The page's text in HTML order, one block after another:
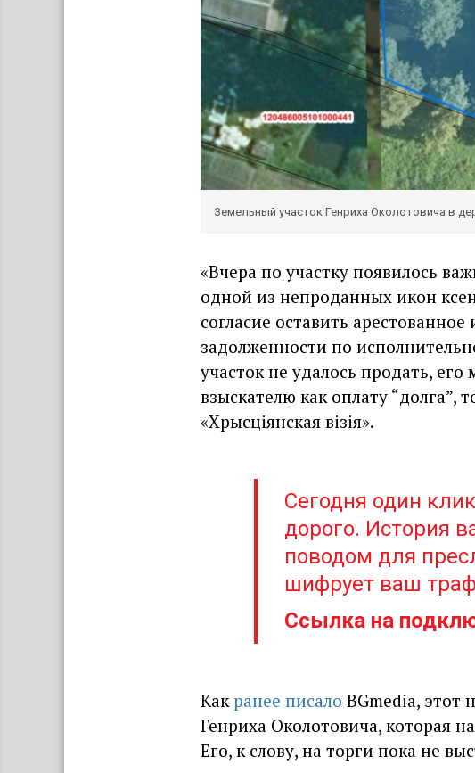
Земельный участок Генриха Околотовича в
«Вчера по участку появилось
одной из непроданных икон
согласие оставить
задолженности по
участок не удалось продать,
взыскателю как оплату “долга”,
«Хрысціянская візія».
Сегодня один
дорого. История
поводом для
шифрует ваш
Ссылка на
Как ранее писало BGmedia, этот
Генриха Околотовича, которая
Его, к слову, на торги пока не